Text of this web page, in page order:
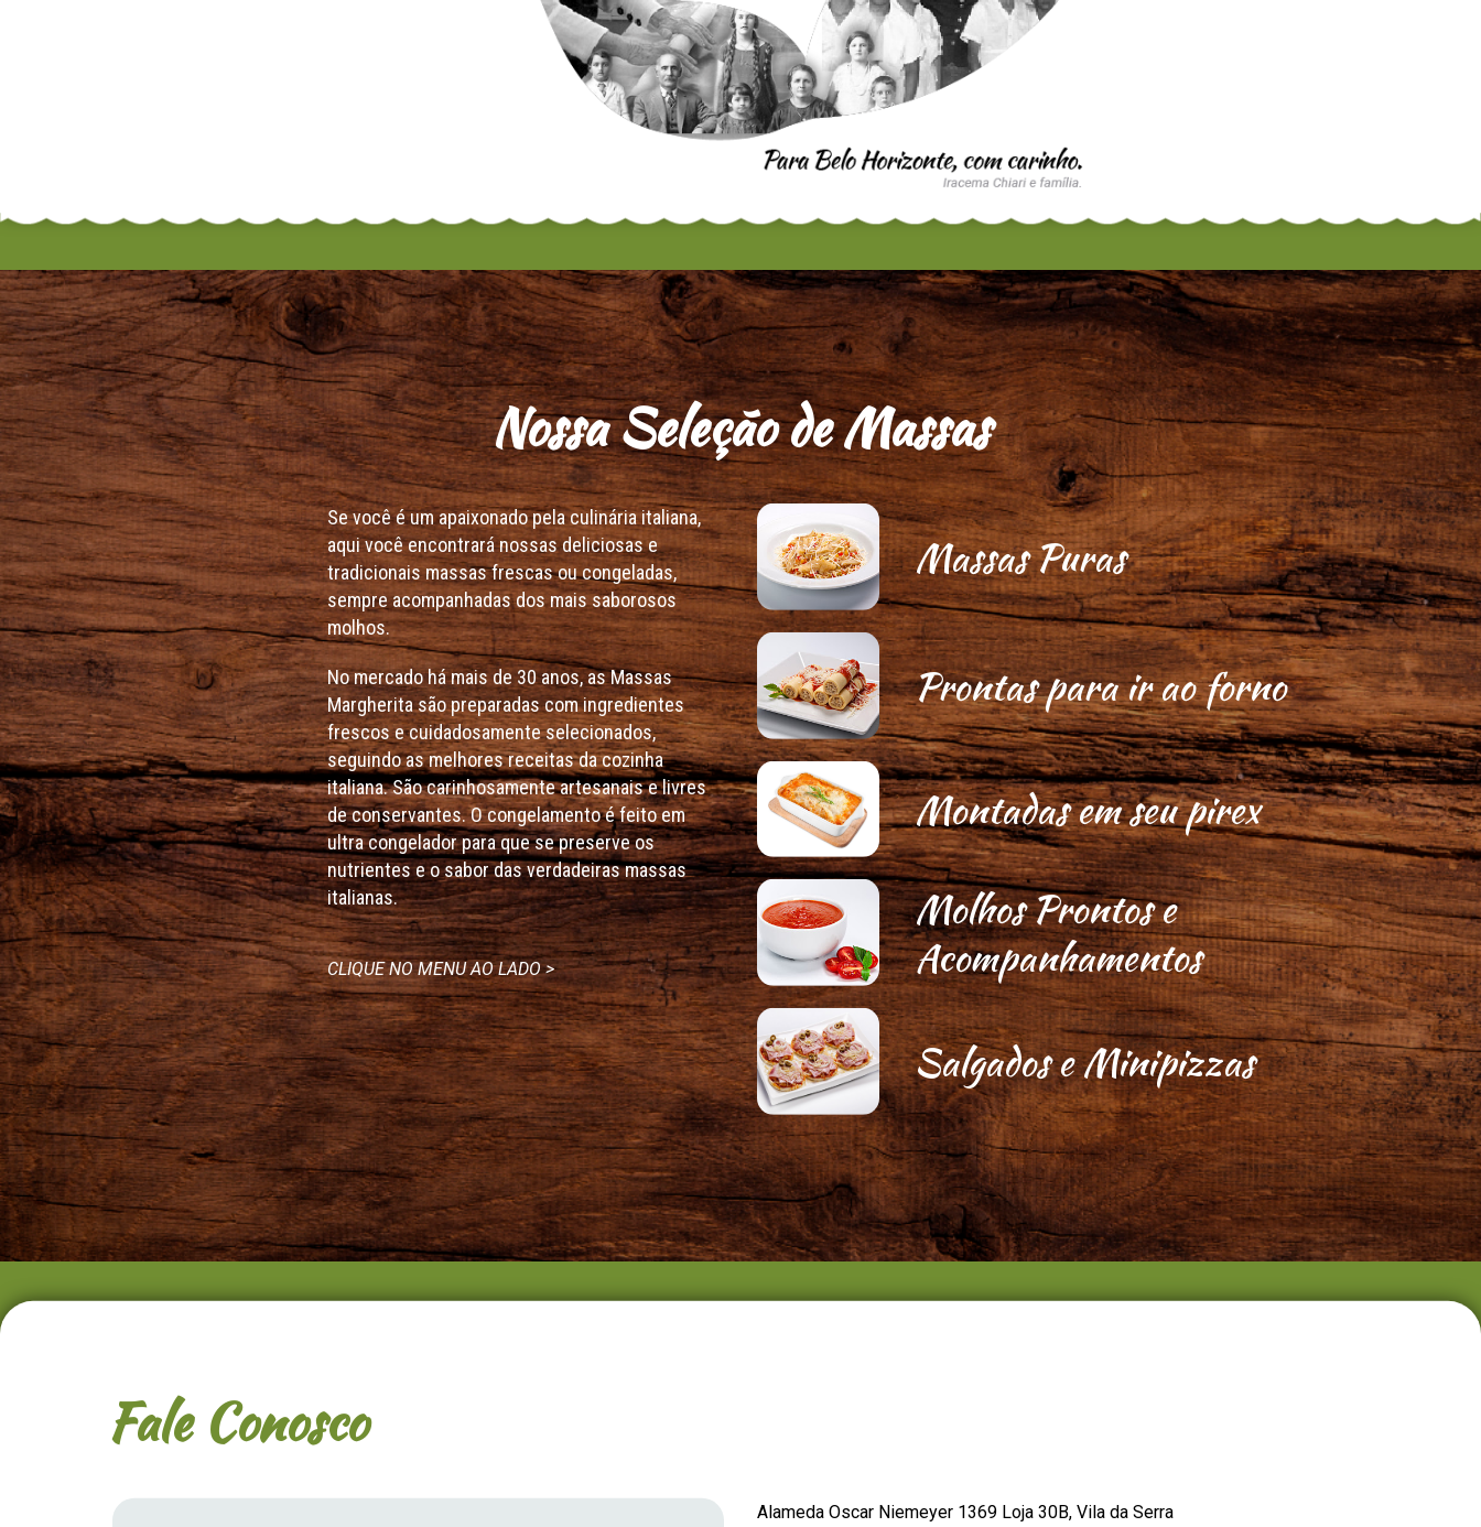
Nossa Seleção de Massas
Se você é um apaixonado pela culinária italiana,
aqui você encontrará nossas deliciosas e
tradicionais massas frescas ou congeladas,
sempre acompanhadas dos mais saborosos
molhos.
No mercado há mais de 30 anos, as Massas
Margherita são preparadas com ingredientes
frescos e cuidadosamente selecionados,
seguindo as melhores receitas da cozinha
italiana. São carinhosamente artesanais e livres
de conservantes. O congelamento é feito em
ultra congelador para que se preserve os
nutrientes e o sabor das verdadeiras massas
italianas.
CLIQUE NO MENU AO LADO >
Massas Puras
Prontas para ir ao forno
Montadas em seu pirex
Molhos Prontos e
Acompanhamentos
Salgados e Minipizzas
Fale Conosco
Alameda Oscar Niemeyer 1369 Loja 30B, Vila da Serra